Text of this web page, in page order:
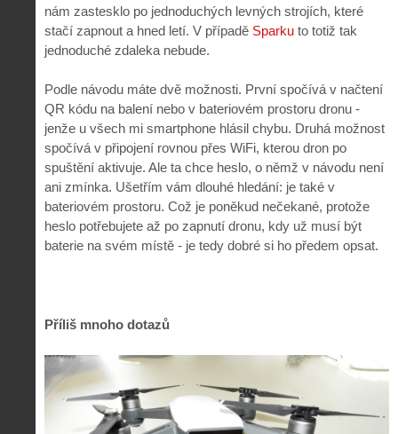
nám zastesklo po jednoduchých levných strojích, které
stačí zapnout a hned letí. V případě Sparku to totiž tak
jednoduché zdaleka nebude.
Podle návodu máte dvě možnosti. První spočívá v načtení
QR kódu na balení nebo v bateriovém prostoru dronu -
jenže u všech mi smartphone hlásil chybu. Druhá možnost
spočívá v připojení rovnou přes WiFi, kterou dron po
spuštění aktivuje. Ale ta chce heslo, o němž v návodu není
ani zmínka. Ušetřím vám dlouhé hledání: je také v
bateriovém prostoru. Což je poněkud nečekané, protože
heslo potřebujete až po zapnutí dronu, kdy už musí být
baterie na svém místě - je tedy dobré si ho předem opsat.
Příliš mnoho dotazů